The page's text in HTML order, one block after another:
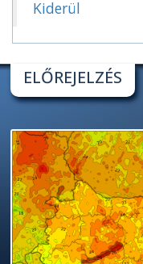
Kiderül
ELŐREJELZÉS